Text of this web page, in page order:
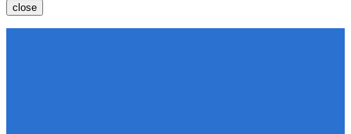
close